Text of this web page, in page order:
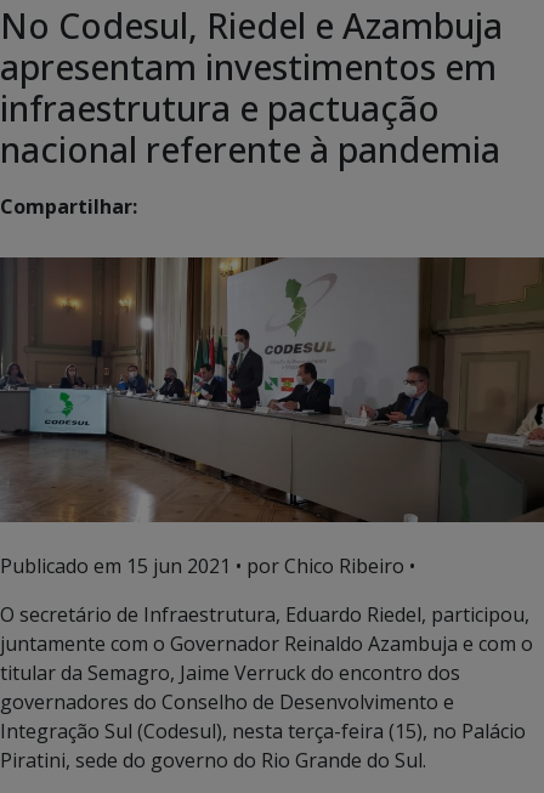
No Codesul, Riedel e Azambuja
apresentam investimentos em
infraestrutura e pactuação
nacional referente à pandemia
Compartilhar:
Publicado em 15 jun 2021 • por Chico Ribeiro •
O secretário de Infraestrutura, Eduardo Riedel, participou,
juntamente com o Governador Reinaldo Azambuja e com o
titular da Semagro, Jaime Verruck do encontro dos
governadores do Conselho de Desenvolvimento e
Integração Sul (Codesul), nesta terça-feira (15), no Palácio
Piratini, sede do governo do Rio Grande do Sul.